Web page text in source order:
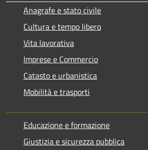
Anagrafe e stato civile
Cultura e tempo libero
Vita lavorativa
Imprese e Commercio
Catasto e urbanistica
Mobilità e trasporti
Educazione e formazione
Giustizia e sicurezza pubblica